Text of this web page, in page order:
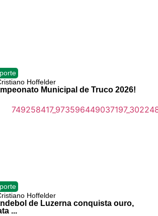
Hoffelder
Municipal de Truco 2026!
Hoffelder
de Luzerna conquista ouro,
...